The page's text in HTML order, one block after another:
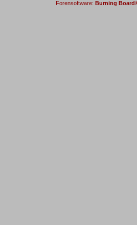
Forensoftware: Burning